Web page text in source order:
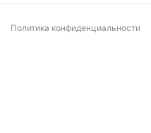
Политика конфиденциальности